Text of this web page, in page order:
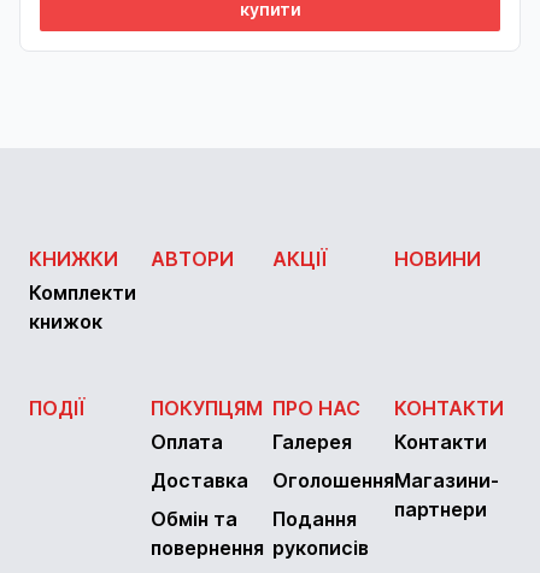
купити
КНИЖКИ
Комплекти
книжок
АВТОРИ АКЦІЇ НОВИНИ
ПОДІЇ
ПОКУПЦЯМ
Оплата
Доставка
Обмін та
повернення
ПРО НАС
Галерея
Оголошення
Подання
рукописів
КОНТАКТИ
Контакти
Магазини-
партнери